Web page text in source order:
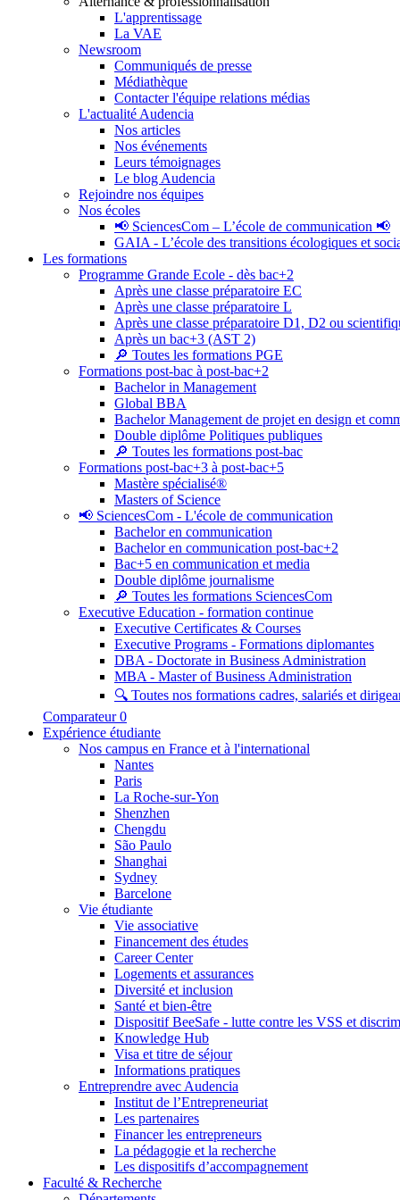
L'apprentissage
La VAE
Newsroom
Communiqués de presse
Médiathèque
Contacter l'équipe relations médias
L'actualité Audencia
Nos articles
Nos événements
Leurs témoignages
Le blog Audencia
Rejoindre nos équipes
Nos écoles
📢 SciencesCom – L’école de communication 📢
GAIA - L’école des transitions écologiques et
Les formations
Programme Grande Ecole - dès bac+2
Après une classe préparatoire EC
Après une classe préparatoire L
Après une classe préparatoire D1, D2 ou
Après un bac+3 (AST 2)
🔎 Toutes les formations PGE
Formations post-bac à post-bac+2
Bachelor in Management
Global BBA
Bachelor Management de projet en design et
Double diplôme Politiques publiques
🔎 Toutes les formations post-bac
Formations post-bac+3 à post-bac+5
Mastère spécialisé®
Masters of Science
📢 SciencesCom - L'école de communication
Bachelor en communication
Bachelor en communication post-bac+2
Bac+5 en communication et media
Double diplôme journalisme
🔎 Toutes les formations SciencesCom
Executive Education - formation continue
Executive Certificates & Courses
Executive Programs - Formations diplomantes
DBA - Doctorate in Business Administration
MBA - Master of Business Administration
🔍 Toutes nos formations cadres, salariés et
Comparateur 0
Expérience étudiante
Nos campus en France et à l'international
Nantes
Paris
La Roche-sur-Yon
Shenzhen
Chengdu
São Paulo
Shanghai
Sydney
Barcelone
Vie étudiante
Vie associative
Financement des études
Career Center
Logements et assurances
Diversité et inclusion
Santé et bien-être
Dispositif BeeSafe - lutte contre les VSS et
Knowledge Hub
Visa et titre de séjour
Informations pratiques
Entreprendre avec Audencia
Institut de l’Entrepreneuriat
Les partenaires
Financer les entrepreneurs
La pédagogie et la recherche
Les dispositifs d’accompagnement
Faculté & Recherche